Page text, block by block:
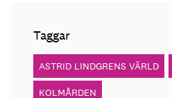
Taggar
ASTRID LINDGRENS VÄRLD
KOLMÅRDEN